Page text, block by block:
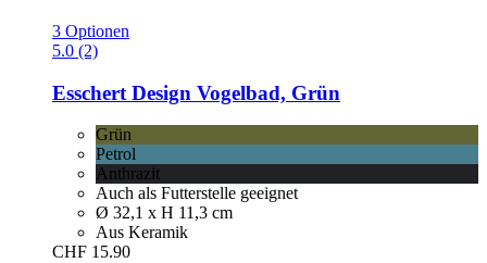
3 Optionen
5.0 (2)
Esschert Design Vogelbad, Grün
Grün
Petrol
Anthrazit
Auch als Futterstelle geeignet
Ø 32,1 x H 11,3 cm
Aus Keramik
CHF 15.90